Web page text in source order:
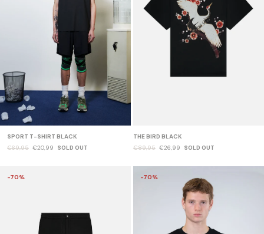
SPORT T-SHIRT BLACK
€69,95 €20,99 SOLD OUT
THE BIRD BLACK
€89,95 €26,99 SOLD OUT
-70% -70%